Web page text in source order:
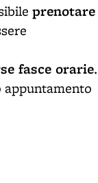
prenotare
fasce orarie.
appuntamento